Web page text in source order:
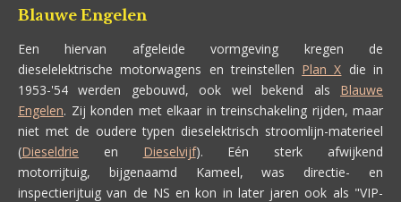
Blauwe Engelen
Een hiervan afgeleide vormgeving kregen de
dieselelektrische motorwagens en treinstellen Plan X die in
1953-'54 werden gebouwd, ook wel bekend als Blauwe
Engelen. Zij konden met elkaar in treinschakeling rijden, maar
niet met de oudere typen dieselektrisch stroomlijn-materieel
(Dieseldrie en Dieselvijf). Eén sterk afwijkend
motorrijtuig, bijgenaamd Kameel, was directie- en
inspectierijtuig van de NS en kon in later jaren ook als "VIP-